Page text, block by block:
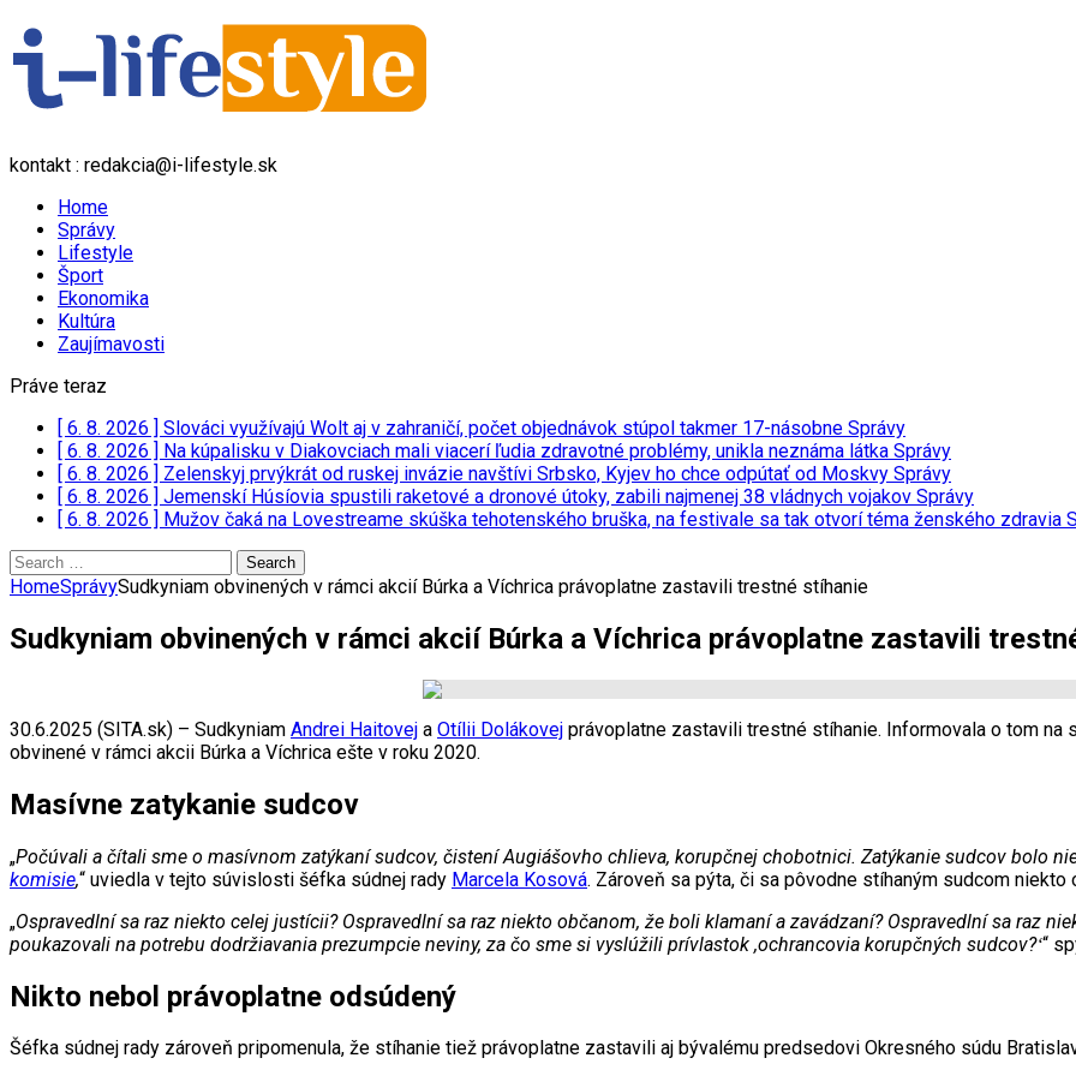
kontakt : redakcia@i-lifestyle.sk
Home
Správy
Lifestyle
Šport
Ekonomika
Kultúra
Zaujímavosti
Práve teraz
[ 6. 8. 2026 ] Slováci využívajú Wolt aj v zahraničí, počet objednávok stúpol takmer 17-násobne Správy
[ 6. 8. 2026 ] Na kúpalisku v Diakovciach mali viacerí ľudia zdravotné problémy, unikla neznáma látka Správy
[ 6. 8. 2026 ] Zelenskyj prvýkrát od ruskej invázie navštívi Srbsko, Kyjev ho chce odpútať od Moskvy Správy
[ 6. 8. 2026 ] Jemenskí Húsíovia spustili raketové a dronové útoky, zabili najmenej 38 vládnych vojakov Správy
[ 6. 8. 2026 ] Mužov čaká na Lovestreame skúška tehotenského bruška, na festivale sa tak otvorí téma ženského zdravia
Search
for:
HomeSprávySudkyniam obvinených v rámci akcií Búrka a Víchrica právoplatne zastavili trestné stíhanie
Sudkyniam obvinených v rámci akcií Búrka a Víchrica právoplatne zastavili
30.6.2025 (SITA.sk) – Sudkyniam Andrei Haitovej a Otílii Dolákovej právoplatne zastavili trestné stíhanie. Informovala o tom na
obvinené v rámci akcii Búrka a Víchrica ešte v roku 2020.
Masívne zatykanie sudcov
„Počúvali a čítali sme o masívnom zatýkaní sudcov, čistení Augiášovho chlieva, korupčnej chobotnici. Zatýkanie sudcov bolo
komisie,“ uviedla v tejto súvislosti šéfka súdnej rady Marcela Kosová. Zároveň sa pýta, či sa pôvodne stíhaným sudcom niekto
„Ospravedlní sa raz niekto celej justícii? Ospravedlní sa raz niekto občanom, že boli klamaní a zavádzaní? Ospravedlní sa raz
poukazovali na potrebu dodržiavania prezumpcie neviny, za čo sme si vyslúžili prívlastok ,ochrancovia korupčných sudcov?ʻ“
Nikto nebol právoplatne odsúdený
Šéfka súdnej rady zároveň pripomenula, že stíhanie tiež právoplatne zastavili aj bývalému predsedovi Okresného súdu